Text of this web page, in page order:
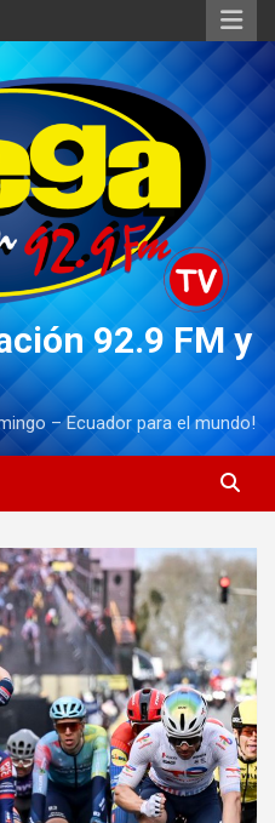
92.9 FM y
– Ecuador para el mundo!